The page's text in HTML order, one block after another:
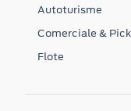
Autoturisme
Comerciale &
Flote